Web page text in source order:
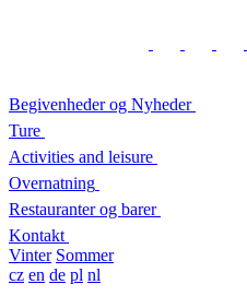
Begivenheder og Nyheder
Ture
Activities and leisure
Overnatning
Restauranter og barer
Kontakt
Vinter Sommer
cz en de pl nl